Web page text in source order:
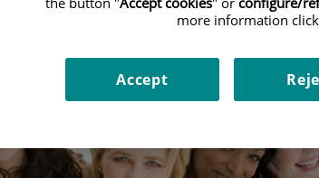
more information
Accept